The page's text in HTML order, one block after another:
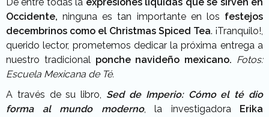
Occidente, ninguna es tan importante en los festejos
decembrinos como el Christmas Spiced Tea. ¡Tranquilo!,
querido lector, prometemos dedicar la próxima entrega a
nuestro tradicionalponche navideño mexicano. Fotos:
Escuela Mexicana de Té.
A través de su libro, Sed de Imperio: Cómo el té dio
forma al mundo moderno, la investigadora Erika